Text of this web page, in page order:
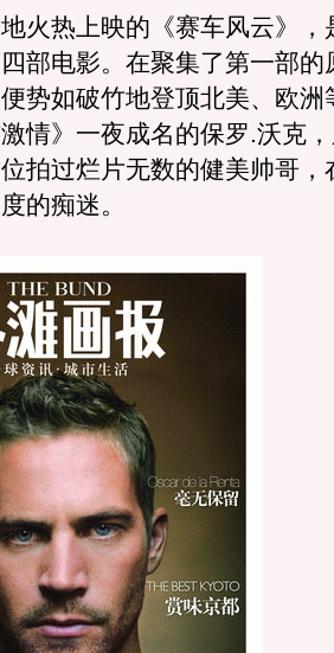
热上映的《赛车风云》，
部电影。在聚集了第一部的
势如破竹地登顶北美、欧洲
情》一夜成名的保罗.沃克
拍过烂片无数的健美帅哥，
的痴迷。